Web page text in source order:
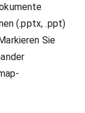
(.pptx, .ppt)
Sie